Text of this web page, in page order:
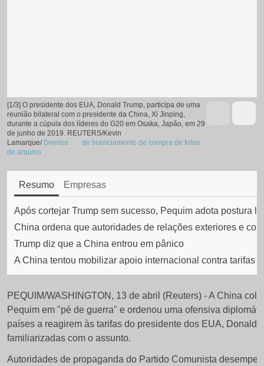
Item
1
de
presidente
dos
EUA,
Donald
Trump,
de
uma
reunião
bilateral
[1/3] O presidente dos EUA, Donald Trump, participa de uma
reunião bilateral com o presidente da China, Xi Jinping,
durante a cúpula dos líderes do G20 em Osaka, Japão, em 29
de junho de 2019. REUTERS/Kevin
Lamarque/ Direitos
de licenciamento de compra de fotos
de arquivo
uma
nova
aba
Resumo Empresas
Após cortejar Trump sem sucesso, Pequim adota postura
China ordena que autoridades de relações exteriores e
Trump diz que a China entrou em pânico
A China tentou mobilizar apoio internacional contra tarifas
PEQUIM/WASHINGTON, 13 de abril (Reuters) - A China
Pequim em "pé de guerra" e ordenou uma ofensiva
países a reagirem às tarifas do presidente dos EUA, Donald
familiarizadas com o assunto.
Autoridades de propaganda do Partido Comunista